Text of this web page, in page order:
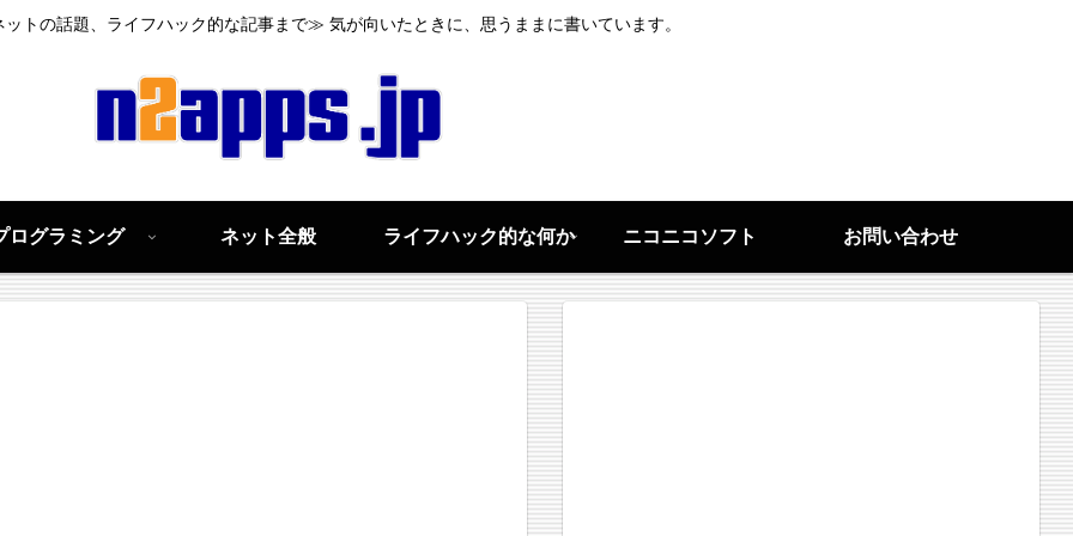
トの話題、ライフハック的な記事まで≫ 気が向いたときに、思うままに書いています。
ログラミング ネット全般 ライフハック的な何か ニコニコソフト お問い合わせ